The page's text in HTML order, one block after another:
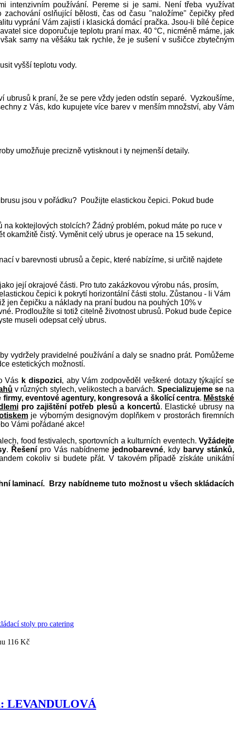
používání. Pereme si je sami. Není třeba využívat
oslňující bělosti, čas od času "naložíme" čepičky před
vyprání Vám zajistí i klasická domácí pračka. Jsou-li bílé čepice
sice doporučuje teplotu praní max. 40 °C, nicméně máme, jak
samy na věšáku tak rychle, že je sušení v sušičce zbytečným
vyšší teplotu vody.
ubrusů k praní, že se pere vždy jeden odstín separé. Vyzkoušíme,
z Vás, kdo kupujete více barev v menším množství, aby Vám
umožňuje precizně vytisknout i ty nejmenší detaily.
jsou v pořádku? Použijte elastickou čepici. Pokud bude
koktejlových stolcích? Žádný problém, pokud máte po ruce v
čistý. Vyměnit celý ubrus je operace na 15 sekund,
v barevnosti ubrusů a čepic, které nabízíme, si určitě najdete
její okrajové části. Pro tuto zakázkovou výrobu nás, prosím,
čepici k pokrytí horizontální části stolu. Zůstanou - li Vám
jen čepičku a náklady na praní budou na pouhých 10% v
Prodloužíte si totiž citelně životnost ubrusů. Pokud bude čepice
museli odepsat celý ubrus.
vydržely pravidelné používání a daly se snadno prát. Pomůžeme
estetických možností.
Vás k dispozici, aby Vám zodpověděl veškeré dotazy týkající se
v různých stylech, velikostech a barvách. Specializujeme sena
eventové agentury, kongresová a školící centra. Městské
pro zajištění potřeb plesů a koncertů. Elastické ubrusy na
je výborným designovým doplňkem v prostorách firemních
Vámi pořádané akce!
food festivalech, sportovních a kulturních eventech.Vyžádejte
. Řešenípro Vás nabídneme jednobarevné, kdy barvy stánků,
cokoliv si budete přát. V takovém případě získáte unikátní
laminací. Brzy nabídneme tuto možnost u všech skládacích
116 Kč
LEVANDULOVÁ